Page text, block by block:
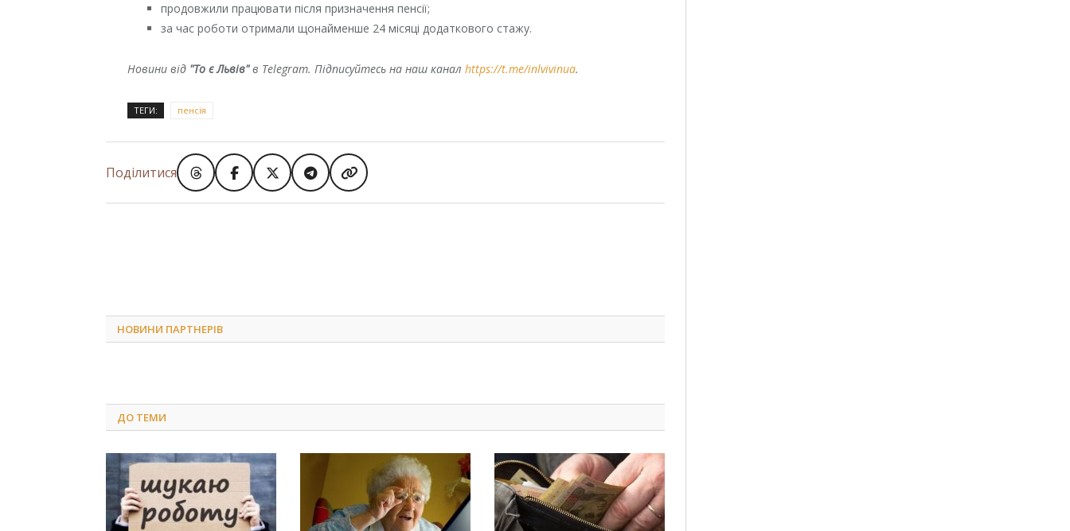
продовжили працювати після призначення пенсії;
за час роботи отримали щонайменше 24 місяці додаткового стажу.
Новини від "То є Львів"в Telegram. Підписуйтесь на наш каналhttps://t.me/inlvivinua.
ТЕГИ: пенсія
Поділитися
НОВИНИ ПАРТНЕРІВ
ДО ТЕМИ